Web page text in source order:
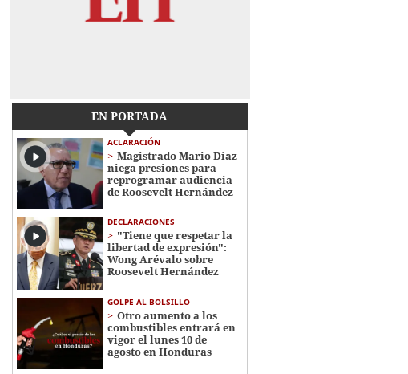
EN PORTADA
ACLARACIÓN
Magistrado Mario Díaz
niega presiones para
reprogramar audiencia
de Roosevelt Hernández
DECLARACIONES
"Tiene que respetar la
libertad de expresión":
Wong Arévalo sobre
Roosevelt Hernández
GOLPE AL BOLSILLO
Otro aumento a los
combustibles entrará en
vigor el lunes 10 de
agosto en Honduras